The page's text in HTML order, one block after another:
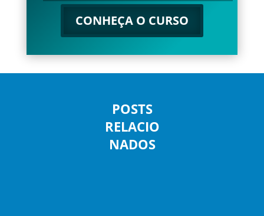
CONHEÇA O CURSO
POSTS
RELACIO
NADOS